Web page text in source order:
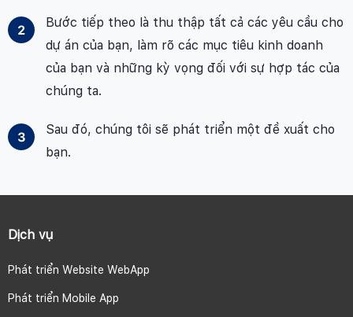
Bước tiếp theo là thu thập tất cả các yêu cầu cho
dự án của bạn, làm rõ các mục tiêu kinh doanh
của bạn và những kỳ vọng đối với sự hợp tác của
chúng ta.
Sau đó, chúng tôi sẽ phát triển một đề xuất cho
bạn.
Dịch vụ
Phát triển Website WebApp
Phát triển Mobile App